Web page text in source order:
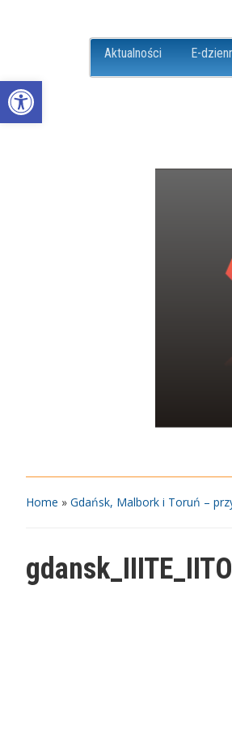
Open toolbar
Aktualności E-
Home » Gdańsk, Malbork i Toruń –